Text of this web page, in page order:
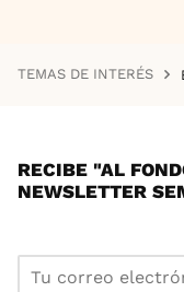
TEMAS DE INTERÉS
RECIBE "AL
NEWSLETTER